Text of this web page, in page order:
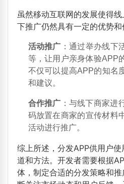
虽然移动互联网的发展使得
下推广仍然具有一定的优势和
活动推广 ：通过举办线下
等，让用户亲身体验APP
不仅可以提高APP的知名
和建议。
合作推广 ：与线下商家进
码放置在商家的宣传材料
活动进行推广。
综上所述，分发APP供用户
道和方法。开发者需要根据
体，制定合适的分发策略和